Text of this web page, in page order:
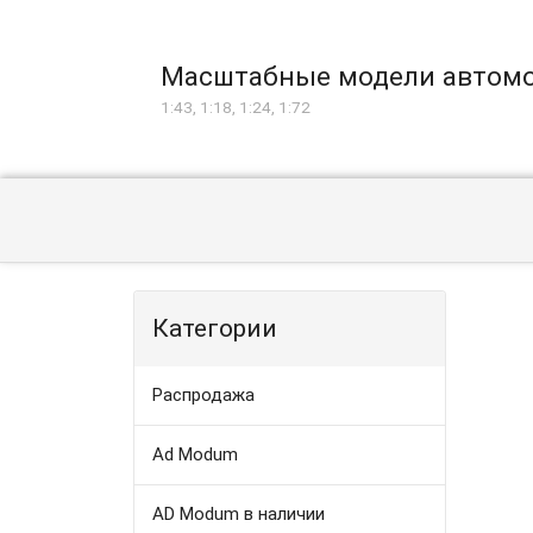
Масштабные модели
1:43, 1:18, 1:24, 1:72
Категории
Распродажа
Ad Modum
AD Modum в наличии